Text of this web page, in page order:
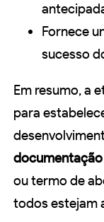
Fornece
sucesso
Em resumo, a
para
ou termo de
todos estejam